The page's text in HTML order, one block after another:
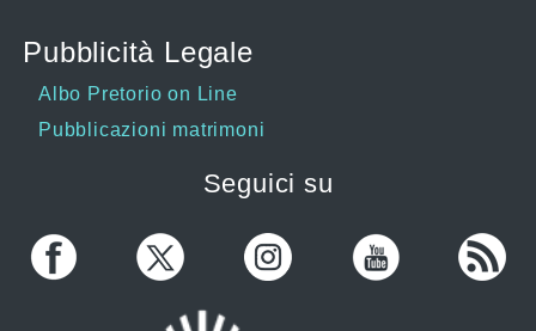
Pubblicità Legale
Albo Pretorio on Line
Pubblicazioni matrimoni
Seguici su